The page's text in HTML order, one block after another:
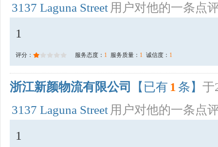
3137 Laguna Street 用户对他的一条点
1
评分： 服务态度： 1 服务质量： 1 诚信度： 1
浙江新颜物流有限公司 【已有 1 条】 于
3137 Laguna Street 用户对他的一条点
1